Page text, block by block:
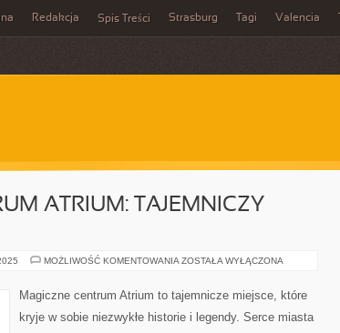
Redakcja Spis Treści Strasburg Tagi Valencia
ATRIUM: TAJEMNICZY
MOŻLIWOŚĆ KOMENTOWANIA MAGICZNE
TAJEMNICZY
SERCE
ZOSTAŁA WYŁĄCZONA
Magiczne centrum Atrium to tajemnicze miejsce, które
kryje w sobie niezwykłe historie i legendy. Serce miasta